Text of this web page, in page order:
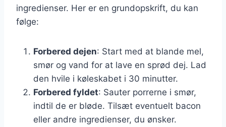
ingredienser. Her er en grundopskrift, du kan
følge:
Forbered dejen: Start med at blande mel,
smør og vand for at lave en sprød dej. Lad
den hvile i køleskabet i 30 minutter.
Forbered fyldet: Sauter porrerne i smør,
indtil de er bløde. Tilsæt eventuelt bacon
eller andre ingredienser, du ønsker.